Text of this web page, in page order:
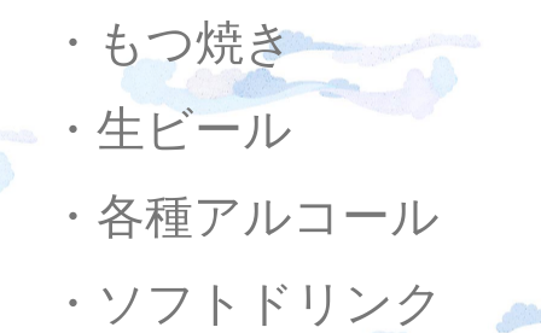
・もつ焼き
・生ビール
・各種アルコール
・ソフトドリンク